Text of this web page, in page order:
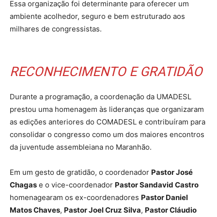
Essa organização foi determinante para oferecer um
ambiente acolhedor, seguro e bem estruturado aos
milhares de congressistas.
RECONHECIMENTO E GRATIDÃO
Durante a programação, a coordenação da UMADESL
prestou uma homenagem às lideranças que organizaram
as edições anteriores do COMADESL e contribuíram para
consolidar o congresso como um dos maiores encontros
da juventude assembleiana no Maranhão.
Em um gesto de gratidão, o coordenador Pastor José
Chagas e o vice-coordenador Pastor Sandavid Castro
homenagearam os ex-coordenadores Pastor Daniel
Matos Chaves, Pastor Joel Cruz Silva, Pastor Cláudio